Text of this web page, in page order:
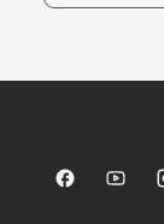
Sparkasse auf